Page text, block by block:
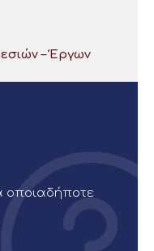
– Έργων
οποιαδήποτε